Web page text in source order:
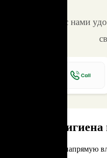
Свяжитесь с нами
Питание,
Рацион питания напрямую